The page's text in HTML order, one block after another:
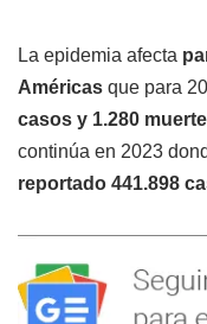
La epidemia afecta
Américas que para
casos y 1.280
continúa en 2023
reportado 441.898